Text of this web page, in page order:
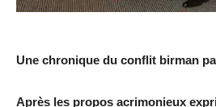
Une chronique du conflit birman
Après les propos acrimonieux